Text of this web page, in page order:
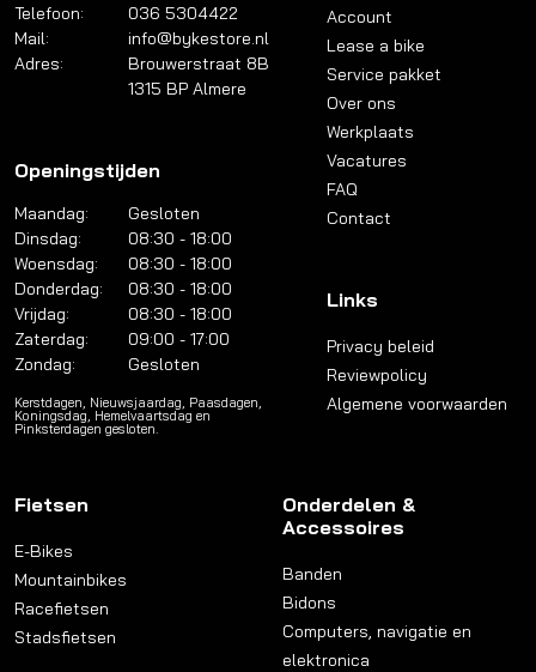
Telefoon:
036 5304422
Mail:
info@bykestore.nl
Adres:
Brouwerstraat 8B
1315 BP Almere
Openingstijden
Maandag:
Gesloten
Dinsdag:
08:30 - 18:00
Woensdag:
08:30 - 18:00
Donderdag:
08:30 - 18:00
Vrijdag:
08:30 - 18:00
Zaterdag:
09:00 - 17:00
Zondag:
Gesloten
Kerstdagen, Nieuwsjaardag, Paasdagen,
Koningsdag, Hemelvaartsdag en
Pinksterdagen gesloten.
Account
Lease a bike
Service pakket
Over ons
Werkplaats
Vacatures
FAQ
Contact
Links
Privacy beleid
Reviewpolicy
Algemene voorwaarden
Fietsen
E-Bikes
Mountainbikes
Racefietsen
Stadsfietsen
Onderdelen &
Accessoires
Banden
Bidons
Computers, navigatie en
elektronica